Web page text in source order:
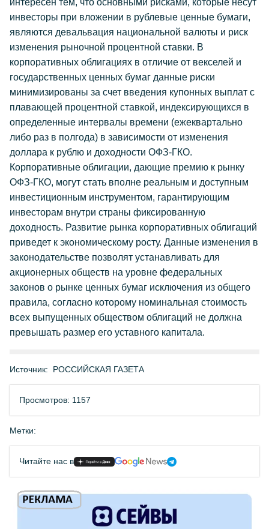
интересен тем, что основными рисками, которые несут
инвесторы при вложении в рублевые ценные бумаги,
являются девальвация национальной валюты и риск
изменения рыночной процентной ставки. В
корпоративных облигациях в отличие от векселей и
государственных ценных бумаг данные риски
минимизированы за счет введения купонных выплат с
плавающей процентной ставкой, индексирующихся в
определенные интервалы времени (ежеквартально
либо раз в полгода) в зависимости от изменения
доллара к рублю и доходности ОФЗ-ГКО.
Корпоративные облигации, дающие премию к рынку
ОФЗ-ГКО, могут стать вполне реальным и доступным
инвестиционным инструментом, гарантирующим
инвесторам внутри страны фиксированную
доходность. Развитие рынка корпоративных облигаций
приведет к экономическому росту. Данные изменения в
законодательстве позволят устанавливать для
акционерных обществ на уровне федеральных
законов о рынке ценных бумаг исключения из общего
правила, согласно которому номинальная стоимость
всех выпущенных обществом облигаций не должна
превышать размер его уставного капитала.
Источник: РОССИЙСКАЯ ГАЗЕТА
Просмотров: 1157
Метки:
Читайте нас в